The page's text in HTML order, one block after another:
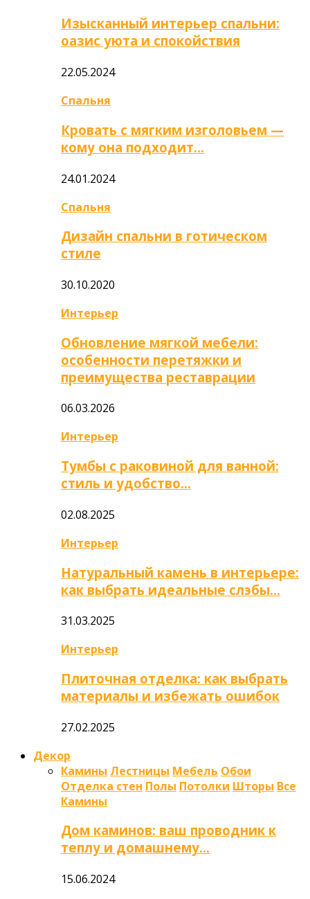
Изысканный интерьер спальни:
оазис уюта и спокойствия
22.05.2024
Спальня
Кровать с мягким изголовьем —
кому она подходит…
24.01.2024
Спальня
Дизайн спальни в готическом
стиле
30.10.2020
Интерьер
Обновление мягкой мебели:
особенности перетяжки и
преимущества реставрации
06.03.2026
Интерьер
Тумбы с раковиной для ванной:
стиль и удобство…
02.08.2025
Интерьер
Натуральный камень в интерьере:
как выбрать идеальные слэбы…
31.03.2025
Интерьер
Плиточная отделка: как выбрать
материалы и избежать ошибок
27.02.2025
Декор
Камины Лестницы Мебель Обои
Отделка стен Полы Потолки Шторы Все
Камины
Дом каминов: ваш проводник к
теплу и домашнему…
15.06.2024